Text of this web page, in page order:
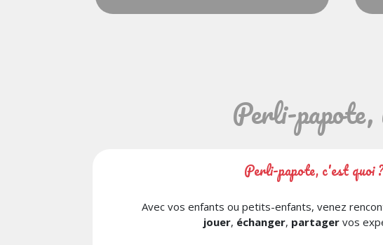
Perli-papote,
Perli-papote, c'est quoi ?
Avec vos enfants ou petits-enfants, venez
jouer, échanger, partager vos